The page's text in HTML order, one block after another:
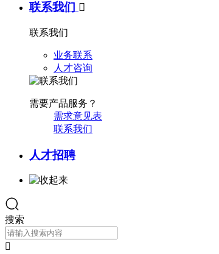
联系我们 
联系我们
业务联系
人才咨询
需要产品服务？
需求意见表
联系我们
人才招聘
搜索
